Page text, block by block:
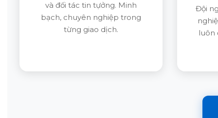
và đối tác tin tựởng. Minh
bạch, chuyên nghiệp trong
từng giao dịch.
Đội
luôn